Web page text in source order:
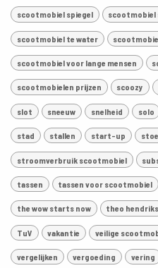
scootmobiel spiegel scootmobiel
scootmobiel te water
scootmobiel voor lange mensen
scootmobielen prijzen scoozy
slot sneeuw snelheid solo
stad stallen start-up
stroomverbruik scootmobiel
tassen tassen voor scootmobiel
the wow starts now theo hendriks
TuV vakantie veilige
vergelijken vergoeding vering